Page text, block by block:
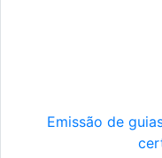
Emissão de